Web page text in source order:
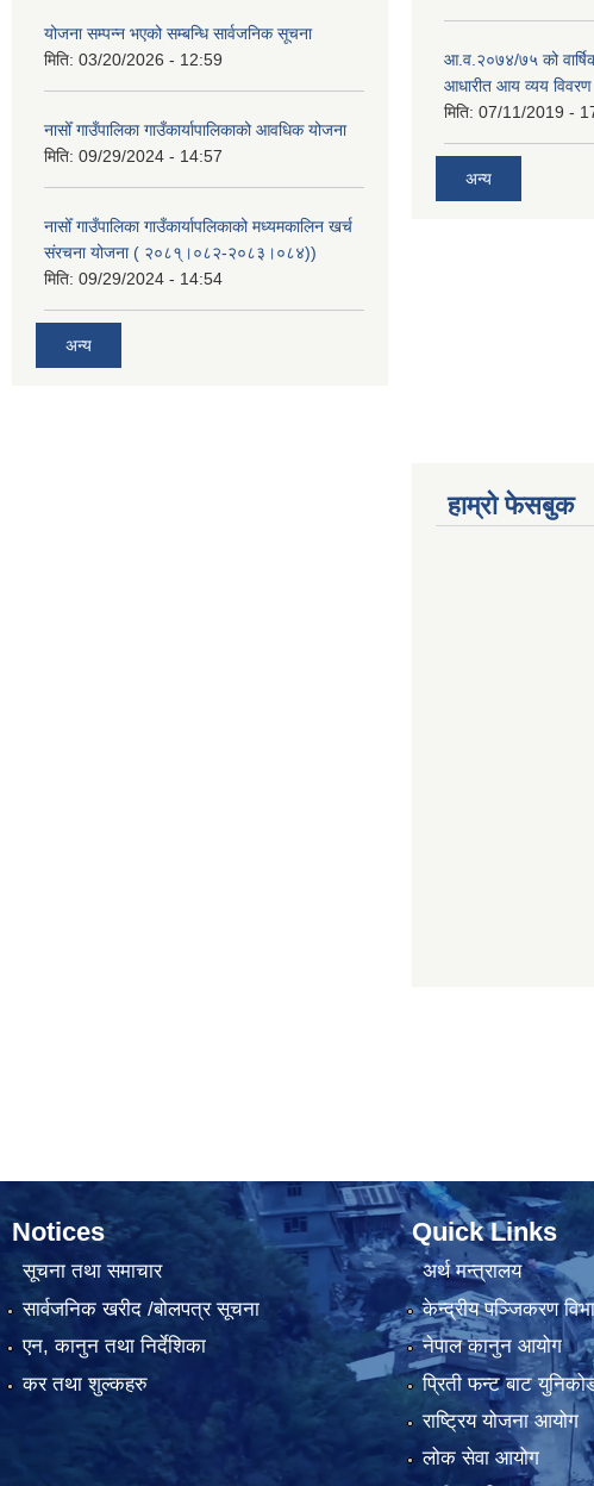
योजना सम्पन्न भएको सम्बन्धि सार्वजनिक सूचना
मिति: 03/20/2026 - 12:59
नासोँ गाउँपालिका गाउँकार्यापालिकाको आवधिक योजना
मिति: 09/29/2024 - 14:57
नासोँ गाउँपालिका गाउँकार्यापलिकाको मध्यमकालिन खर्च
संरचना योजना ( २०८१्।०८२-२०८३।०८४))
मिति: 09/29/2024 - 14:54
अन्य
आ.व.२०७४/७५ को
आधारीत आय व्यय विवरण
मिति: 07/11/2019 -
अन्य
हाम्रो फेसबुक
Notices
सूचना तथा समाचार
सार्वजनिक खरीद /बोलपत्र सूचना
एन, कानुन तथा निर्देशिका
कर तथा शुल्कहरु
Quick Links
अर्थ मन्त्रालय
केन्द्रीय पञ्जिकरण
नेपाल कानुन आयोग
प्रिती फन्ट बाट
राष्ट्रिय योजना आयोग
लोक सेवा आयोग